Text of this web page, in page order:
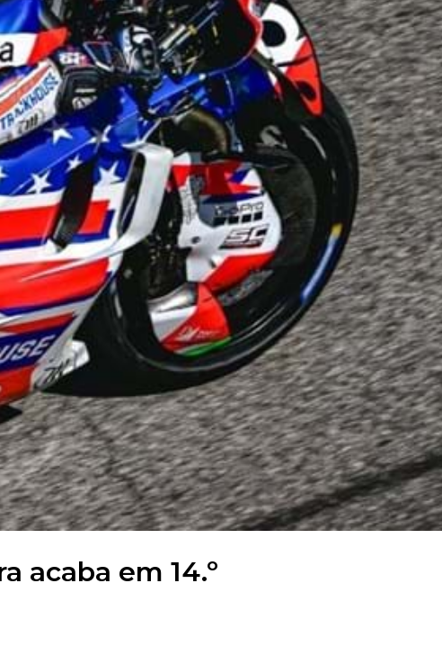
acaba em 14.º